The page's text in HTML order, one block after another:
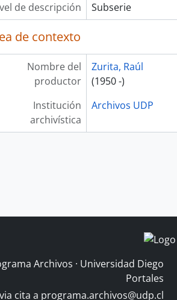
de descripción
Subserie
de contexto
Nombre del
productor
Zurita, Raúl
(1950 -)
Institución
archivística
Archivos UDP
Archivos · Universidad Diego
Portales
cita a programa.archivos@udp.cl